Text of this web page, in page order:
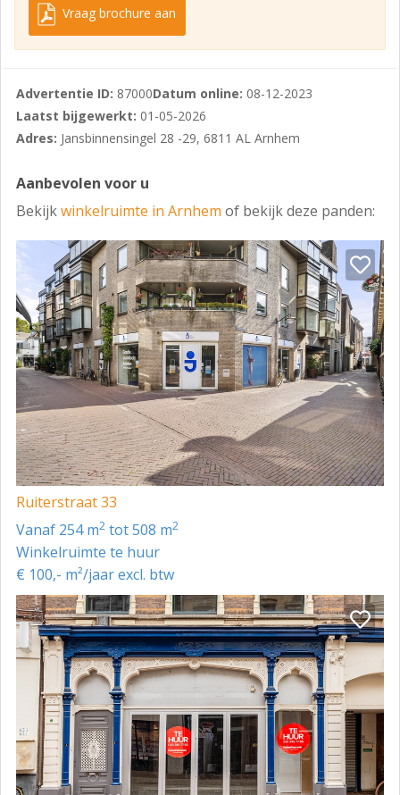
Huurprijs:
Servicekosten:
Huurder dient voor eigen rekening contracten met
verbruik van gas, water en elektra.
Aanvaarding:
Per 1 april 2024.
Informatie / bezichtiging:
Vraag brochure aan
Advertentie ID: 87000Datum online: 08-12-2023
Laatst bijgewerkt: 01-05-2026
Adres: Jansbinnensingel 28 -29, 6811 AL Arnhem
Aanbevolen voor u
Bekijkwinkelruimte in Arnhem of bekijk deze panden:
Ruiterstraat 33
vanaf 254 m2 tot 508 m2
Winkelruimte te huur
€ 100,- m²/jaar excl. btw